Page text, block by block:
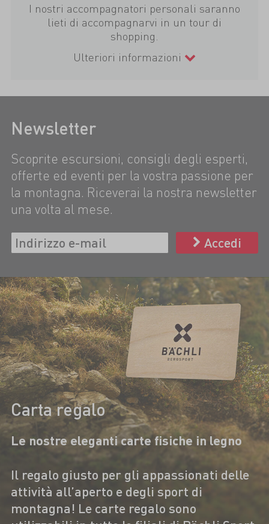
I nostri accompagnatori personali saranno
lieti di accompagnarvi in un tour di
shopping.
Ulteriori informazioni
Newsletter
Scoprite escursioni, consigli degli esperti,
offerte ed eventi per la vostra passione per
la montagna. Riceverai la nostra newsletter
una volta al mese.
Accedi
Carta regalo
Le nostre eleganti carte fisiche in legno
Il regalo giusto per gli appassionati delle
attività all’aperto e degli sport di
montagna! Le carte regalo sono